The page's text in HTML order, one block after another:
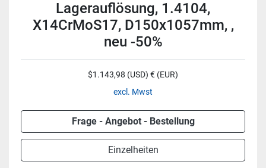
Lagerauflösung, 1.4104,
X14CrMoS17, D150x1057mm, ,
neu -50%
$1.143,98 (USD) € (EUR)
excl. Mwst
Frage - Angebot - Bestellung
Einzelheiten